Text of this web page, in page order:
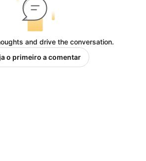
and drive the conversation.
o primeiro a comentar